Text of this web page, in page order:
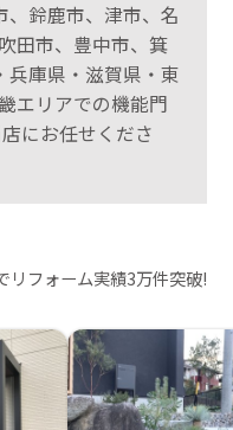
鈴鹿市、津市、名
田市、豊中市、箕
兵庫県・滋賀県・東
エリアでの機能門
にお任せくださ
リフォーム実績3万件突破!